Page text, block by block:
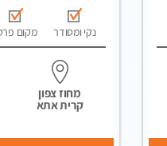
נקי ומסודר מקום
מחוז צפון
קרית אתא